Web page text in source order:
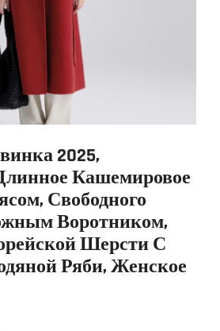
2025,
Кашемировое
Свободного
Воротником,
Шерсти С
Ряби, Женское